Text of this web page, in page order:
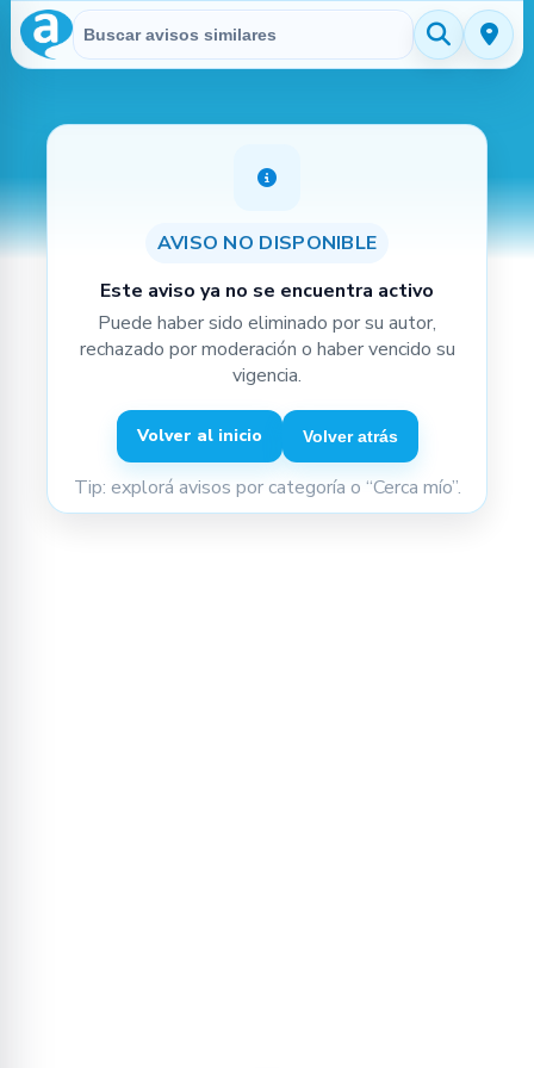
Buscar en Avisitos
AVISO NO DISPONIBLE
Este aviso ya no se encuentra activo
Puede haber sido eliminado por su autor,
rechazado por moderación o haber vencido su
vigencia.
Volver al inicio Volver atrás
Tip: explorá avisos por categoría o “Cerca mío”.